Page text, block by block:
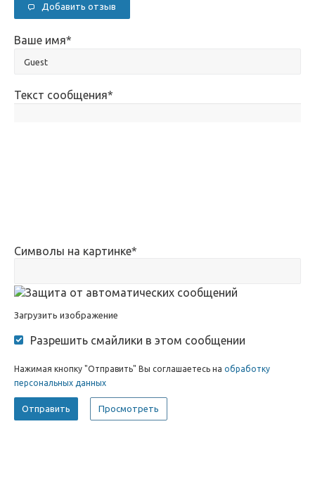
Добавить отзыв
Ваше имя*
Текст сообщения*
Символы на картинке*
Загрузить изображение
Разрешить смайлики в этом сообщении
Нажимая кнопку "Отправить" Вы соглашаетесь на обработку
персональных данных